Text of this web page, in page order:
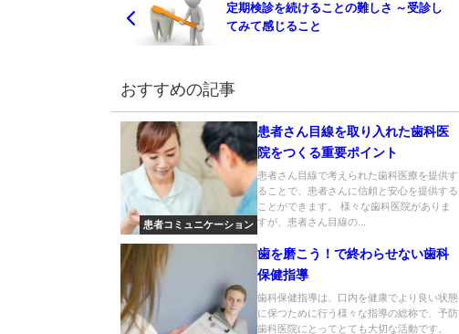
定期検診を続けることの難しさ ～受診し
てみて感じること
おすすめの記事
患者コミュニケーション
患者さん目線を取り入れた歯科医
院をつくる重要ポイント
患者さん目線で考えられた歯科医療を提供す
ることで、患者さんに信頼と安心を提供する
ことができます。 様々な歯科医院がありま
すが、患者さん目線の...
歯を磨こう！で終わらせない歯科
保健指導
歯科保健指導は、口内を健康でより良い状態
に保つために行う様々な指導の総称で、予防
歯科医院にとってとても大切な活動です。